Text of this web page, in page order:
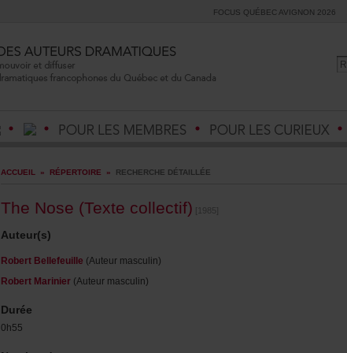
FOCUSQUÉBECAVIGNON2026
ACCUEIL » RÉPERTOIRE » RECHERCHEDÉTAILLÉE
TheNose(Textecollectif) [1985]
Auteur(s)
RobertBellefeuille (Auteurmasculin)
RobertMarinier(Auteurmasculin)
Durée
0h55